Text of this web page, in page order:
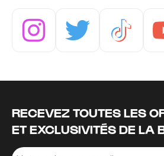
RECEVEZ TOUTES LES
ET EXCLUSIVITÉS DE LA